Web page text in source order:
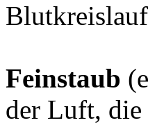
Feinstaub
der Luft,